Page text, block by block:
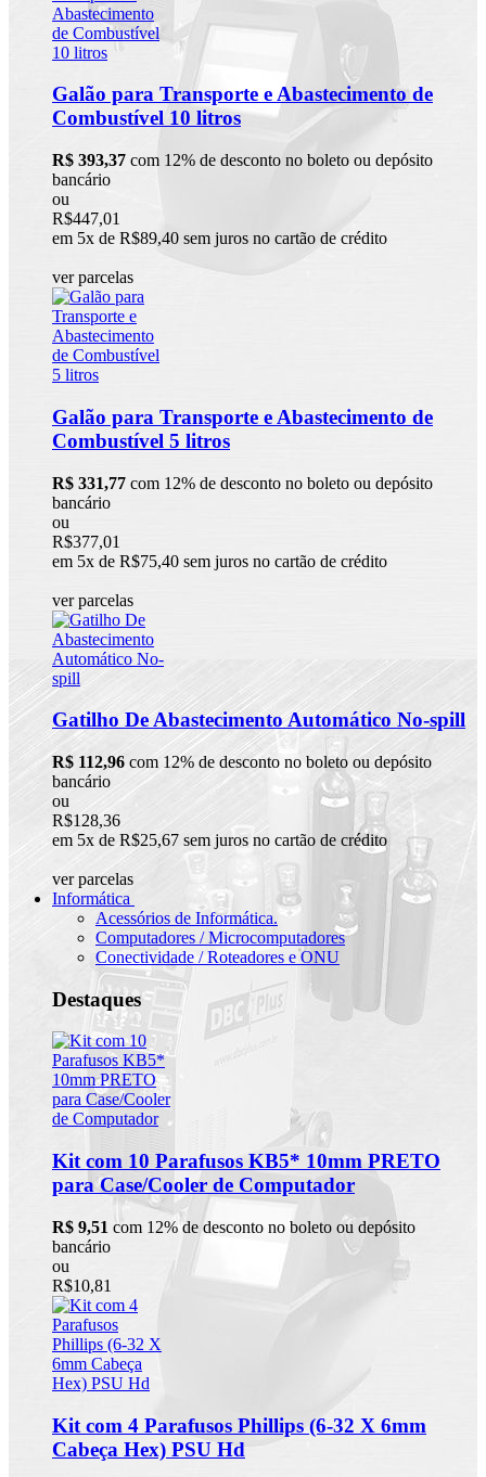
Galão para Transporte e Abastecimento de
Combustível 10 litros
R$ 393,37 com 12% de desconto no boleto ou depósito
bancário
ou
R$447,01
em 5x de R$89,40 sem juros no cartão de crédito
ver parcelas
Galão para Transporte e Abastecimento de
Combustível 5 litros
R$ 331,77 com 12% de desconto no boleto ou depósito
bancário
ou
R$377,01
em 5x de R$75,40 sem juros no cartão de crédito
ver parcelas
Gatilho De Abastecimento Automático No-spill
R$ 112,96 com 12% de desconto no boleto ou depósito
bancário
ou
R$128,36
em 5x de R$25,67 sem juros no cartão de crédito
ver parcelas
Informática
Acessórios de Informática.
Computadores / Microcomputadores
Conectividade / Roteadores e ONU
Destaques
Kit com 10 Parafusos KB5* 10mm PRETO
para Case/Cooler de Computador
R$ 9,51 com 12% de desconto no boleto ou depósito
bancário
ou
R$10,81
Kit com 4 Parafusos Phillips (6-32 X 6mm
Cabeça Hex) PSU Hd